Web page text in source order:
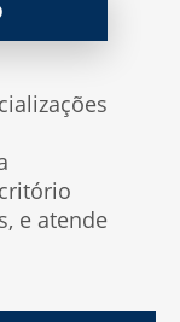
e atende